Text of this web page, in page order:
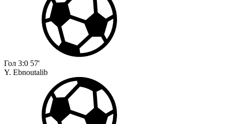
Гол 3:0 57'
Y. Ebnoutalib